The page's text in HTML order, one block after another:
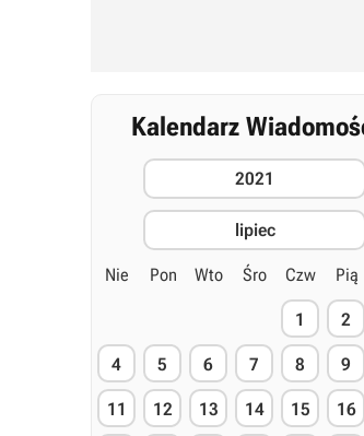
Kalendarz
2021
lipiec
Nie Pon Wto Śro Czw Pią
1 2
4 5 6 7 8 9
11 12 13 14 15 16